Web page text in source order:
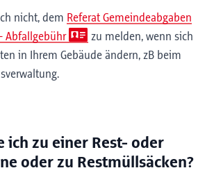
nicht, dem Referat Gemeindeabgaben
Abfallgebühr
zu melden, wenn sich
in Ihrem Gebäude ändern, zB beim
ich zu einer Rest- oder
oder zu Restmüllsäcken?